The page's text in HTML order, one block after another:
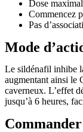
Dose
Commencez
Pas
Mode
Le sildénafil inhibe
augmentant ainsi le
caverneux. L’effet
jusqu’à 6 heures,